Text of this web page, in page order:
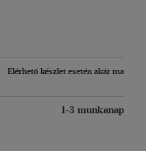
Elérhető készlet esetén akár ma
1-3 munkanap